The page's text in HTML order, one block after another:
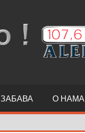
ЗАБАВА О НАМА